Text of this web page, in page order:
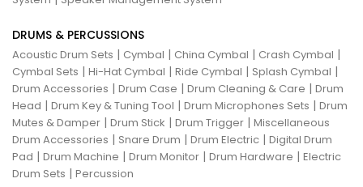
DRUMS & PERCUSSIONS
Acoustic Drum Sets | Cymbal | China Cymbal | Crash Cymbal |
Cymbal Sets | Hi-Hat Cymbal | Ride Cymbal | Splash Cymbal |
Drum Accessories | Drum Case | Drum Cleaning & Care | Drum
Head | Drum Key & Tuning Tool | Drum Microphones Sets | Drum
Mutes & Damper | Drum Stick | Drum Trigger | Miscellaneous
Drum Accessories | Snare Drum | Drum Electric | Digital Drum
Pad | Drum Machine | Drum Monitor | Drum Hardware | Electric
Drum Sets | Percussion